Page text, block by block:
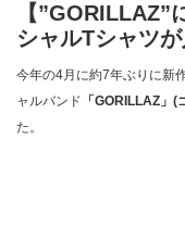
【”GORILLAZ”
シャルTシャツが
今年の4月に約7年ぶりに新
ャルバンド 「GORILLAZ」(
た。